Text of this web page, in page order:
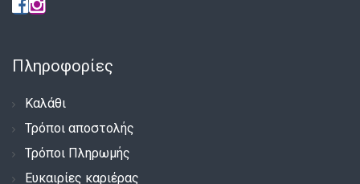
Πληροφορίες
Καλάθι
Τρόποι αποστολής
Τρόποι Πληρωμής
Ευκαιρίες καριέρας